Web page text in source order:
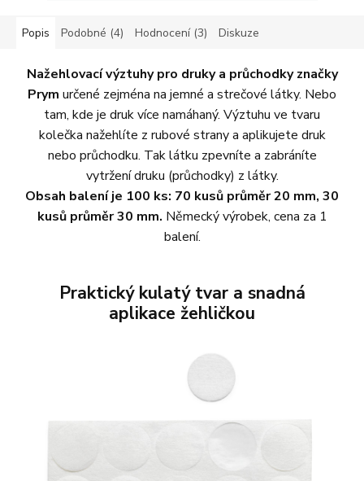
Popis Podobné (4) Hodnocení (3) Diskuze
Nažehlovací výztuhy pro druky a průchodky značky
Prym určené zejména na jemné a strečové látky. Nebo
tam, kde je druk více namáhaný. Výztuhu ve tvaru
kolečka nažehlíte z rubové strany a aplikujete druk
nebo průchodku. Tak látku zpevníte a zabráníte
vytržení druku (průchodky) z látky.
Obsah balení je 100 ks: 70 kusů průměr 20 mm, 30
kusů průměr 30 mm. Německý výrobek, cena za 1
balení.
Praktický kulatý tvar a snadná
aplikace žehličkou